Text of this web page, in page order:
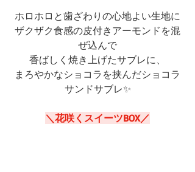
ホロホロと歯ざわりの心地よい生地に
ザクザク食感の皮付きアーモンドを混
ぜ込んで
香ばしく焼き上げたサブレに、
まろやかなショコラを挟んだショコラ
サンドサブレ✨
＼花咲くスイーツBOX／